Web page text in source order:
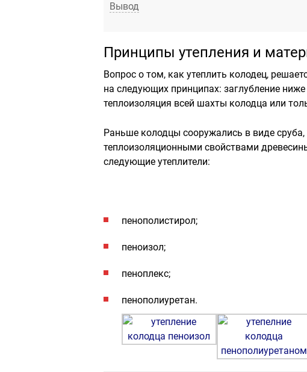
Вывод
Принципы утепления и
Вопрос о том, как утеплить колодец,
на следующих принципах: заглубление
теплоизоляция всей шахты колодца или
Раньше колодцы сооружались в виде
теплоизоляционными свойствами
следующие утеплители:
пенополистирол;
пеноизол;
пеноплекс;
пенополиуретан.